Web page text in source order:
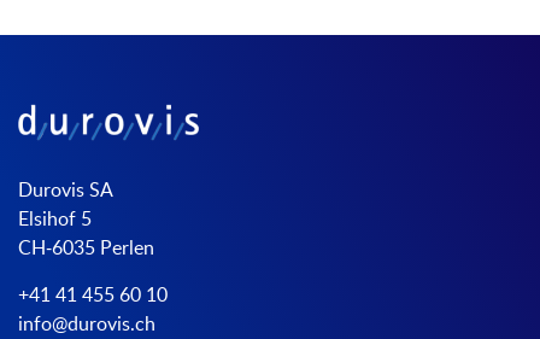
Durovis SA
Elsihof 5
CH-6035 Perlen
+41 41 455 60 10
info@durovis.ch